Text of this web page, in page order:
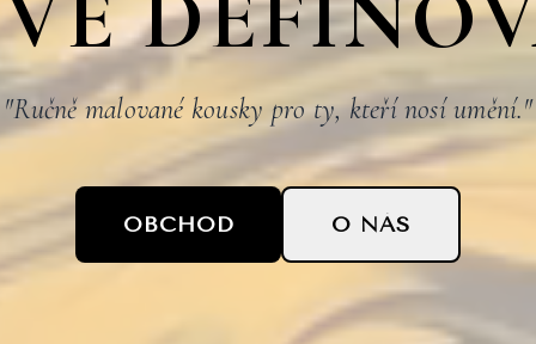
"Ručně malované kousky pro ty, kteří nosí umění."
OBCHOD O NÁS